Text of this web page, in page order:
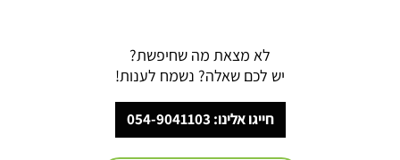
לא מצאת מה שחיפשת?
יש לכם שאלה? נשמח לענות!
חייגו אלינו: 054-9041103